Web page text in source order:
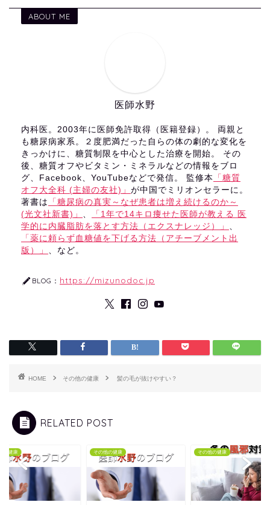
ABOUT ME
医師水野
内科医。2003年に医師免許取得（医籍登録）。 両親と
も糖尿病家系。２度肥満だった自らの体の劇的な変化を
きっかけに、糖質制限を中心とした治療を開始。 その
後、糖質オフやビタミン・ミネラルなどの情報をブロ
グ、Facebook、YouTubeなどで発信。 監修本
「糖質
オフ大全科 (主婦の友社)」 が中国でミリオンセラーに。
著書は
「糖尿病の真実～なぜ患者は増え続けるのか～
(光文社新書)」 、
「1年で14キロ痩せた医師が教える 医
学的に内臓脂肪を落とす方法（エクスナレッジ）」 、
「薬に頼らず血糖値を下げる方法（アチーブメント出
版）」 、など。
BLOG： https://mizunodoc.jp
HOME その他の健康 髪の毛が抜けやすい？
RELATED POST
の健康 その他の健康 その他の健康